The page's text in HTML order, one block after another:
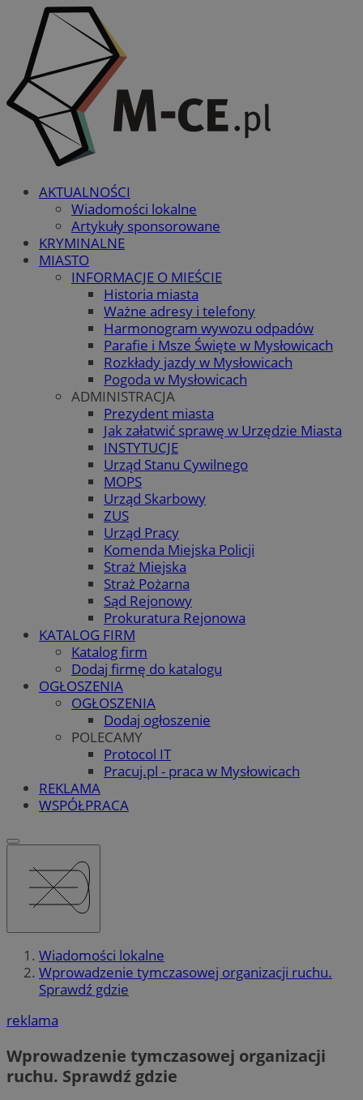
AKTUALNOŚCI
Wiadomości lokalne
Artykuły sponsorowane
KRYMINALNE
MIASTO
INFORMACJE O MIEŚCIE
Historia miasta
Ważne adresy i telefony
Harmonogram wywozu odpadów
Parafie i Msze Święte w Mysłowicach
Rozkłady jazdy w Mysłowicach
Pogoda w Mysłowicach
ADMINISTRACJA
Prezydent miasta
Jak załatwić sprawę w Urzędzie Miasta
INSTYTUCJE
Urząd Stanu Cywilnego
MOPS
Urząd Skarbowy
ZUS
Urząd Pracy
Komenda Miejska Policji
Straż Miejska
Straż Pożarna
Sąd Rejonowy
Prokuratura Rejonowa
KATALOG FIRM
Katalog firm
Dodaj firmę do katalogu
OGŁOSZENIA
OGŁOSZENIA
Dodaj ogłoszenie
POLECAMY
Protocol IT
Pracuj.pl - praca w Mysłowicach
REKLAMA
WSPÓŁPRACA
Wiadomości lokalne
Wprowadzenie tymczasowej organizacji ruchu.
Sprawdź gdzie
reklama
Wprowadzenie tymczasowej organizacji
ruchu. Sprawdź gdzie